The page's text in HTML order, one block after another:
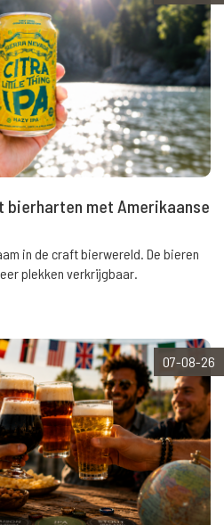
bierharten met Amerikaanse
in de craft bierwereld. De bieren
plekken verkrijgbaar.
07-08-26